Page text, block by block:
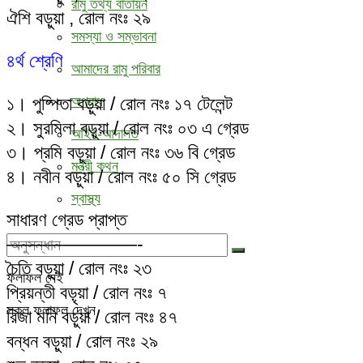
রামু তথ্য বাতায়ন
সমস্যা ও সম্ভাবনা
আমাদের রামু পরিবার
অপরাধ
আইন-আদালত
মন্ত্রী কথন
স্বাস্থ্য
ফলাফল নেই
সকল ফলাফল দেখুন
ঐশি বড়ুয়া , রোল নংঃ ২৯
৪র্থ শ্রেণি
১। পুষ্পিতা বড়ুয়া / রোল নংঃ ১৭ টেলেন্ট
২। সুরমিলা বড়ুয়া / রোল নংঃ ০৩ এ গ্রেড
৩। প্রমি বড়ুয়া / রোল নংঃ ৩৬ বি গ্রেড
৪। নবীন বড়ুয়া / রোল নংঃ ৫০ সি গ্রেড
সাধারণ গ্রেড প্রাপ্ত
———————-
চৈতি বড়ুয়া / রোল নংঃ ২৩
প্রিয়ন্তী বড়ৃয়া / রোল নংঃ ৭
রিজা মনি বড়ুয়া / রোল নংঃ ৪৭
বন্ধন বড়ুয়া / রোল নংঃ ২৯